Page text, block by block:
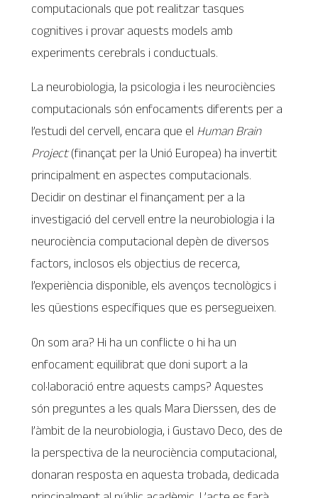
computacionals que pot realitzar tasques
cognitives i provar aquests models amb
experiments cerebrals i conductuals.
La neurobiologia, la psicologia i les neurociències
computacionals són enfocaments diferents per a
l’estudi del cervell, encara que el Human Brain
Project(finançat per la Unió Europea) ha invertit
principalment en aspectes computacionals.
Decidir on destinar el finançament per a la
investigació del cervell entre la neurobiologia i la
neurociència computacional depèn de diversos
factors, inclosos els objectius de recerca,
l’experiència disponible, els avenços tecnològics i
les qüestions específiques que es persegueixen.
On som ara? Hi ha un conflicte o hi ha un
enfocament equilibrat que doni suport a la
col·laboració entre aquests camps? Aquestes
són preguntes a les quals Mara Dierssen, des de
l’àmbit de la neurobiologia, i Gustavo Deco, des de
la perspectiva de la neurociència computacional,
donaran resposta en aquesta trobada, dedicada